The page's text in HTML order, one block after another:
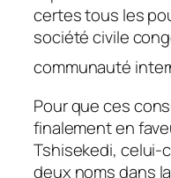
certes tous les
société civile
communauté
Pour que ces
finalement en
Tshisekedi, celui-
deux noms dans